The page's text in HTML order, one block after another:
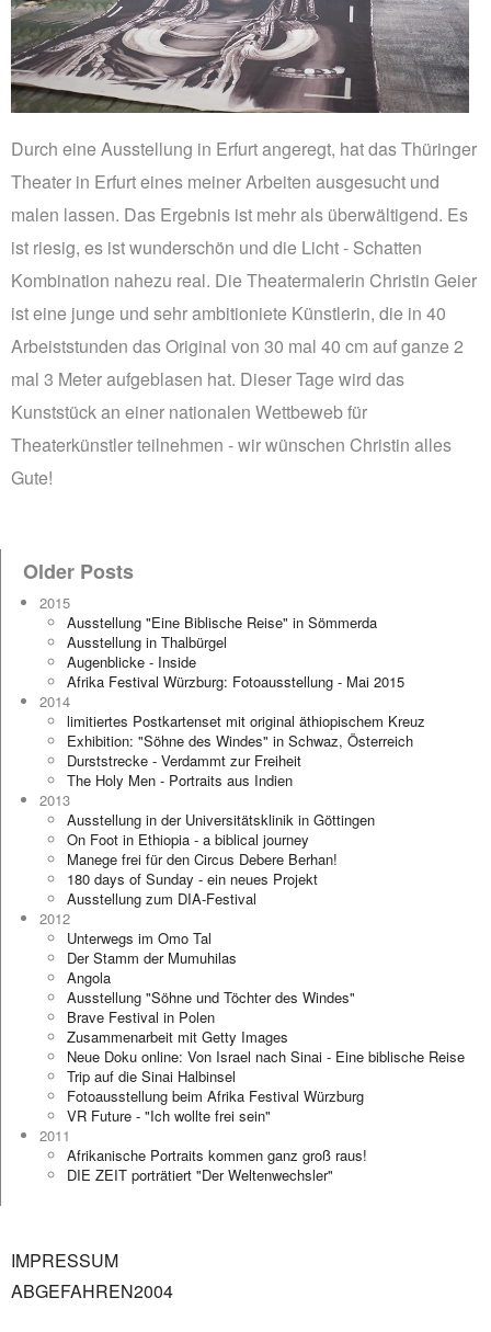
Durch eine Ausstellung in Erfurt angeregt, hat das Thüringer
Theater in Erfurt eines meiner Arbeiten ausgesucht und
malen lassen. Das Ergebnis ist mehr als überwältigend. Es
ist riesig, es ist wunderschön und die Licht - Schatten
Kombination nahezu real. Die Theatermalerin Christin Geier
ist eine junge und sehr ambitioniete Künstlerin, die in 40
Arbeiststunden das Original von 30 mal 40 cm auf ganze 2
mal 3 Meter aufgeblasen hat. Dieser Tage wird das
Kunststück an einer nationalen Wettbeweb für
Theaterkünstler teilnehmen - wir wünschen Christin alles
Gute!
Older Posts
2015
Ausstellung "Eine Biblische Reise" in Sömmerda
Ausstellung in Thalbürgel
Augenblicke - Inside
Afrika Festival Würzburg: Fotoausstellung - Mai 2015
2014
limitiertes Postkartenset mit original äthiopischem Kreuz
Exhibition: "Söhne des Windes" in Schwaz, Österreich
Durststrecke - Verdammt zur Freiheit
The Holy Men - Portraits aus Indien
2013
Ausstellung in der Universitätsklinik in Göttingen
On Foot in Ethiopia - a biblical journey
Manege frei für den Circus Debere Berhan!
180 days of Sunday - ein neues Projekt
Ausstellung zum DIA-Festival
2012
Unterwegs im Omo Tal
Der Stamm der Mumuhilas
Angola
Ausstellung "Söhne und Töchter des Windes"
Brave Festival in Polen
Zusammenarbeit mit Getty Images
Neue Doku online: Von Israel nach Sinai - Eine biblische Reise
Trip auf die Sinai Halbinsel
Fotoausstellung beim Afrika Festival Würzburg
VR Future - "Ich wollte frei sein"
2011
Afrikanische Portraits kommen ganz groß raus!
DIE ZEIT porträtiert "Der Weltenwechsler"
IMPRESSUM
ABGEFAHREN2004